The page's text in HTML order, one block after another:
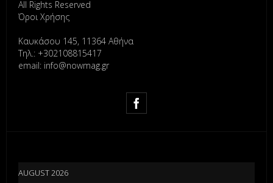
All Rights Reserved
Όροι Χρήσης
Καυκάσου 145, 11364 Αθήνα
Τηλ.: +302108815417
email: info@nowmag.gr
AUGUST 2026